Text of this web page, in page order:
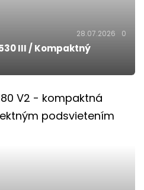
28.07.2026 0
III / Kompaktný